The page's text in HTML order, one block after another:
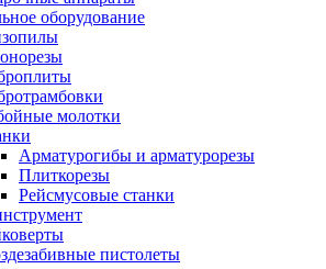
оборудование
молотки
Арматурогибы и арматурорезы
Плиткорезы
Рейсмусовые станки
пистолеты